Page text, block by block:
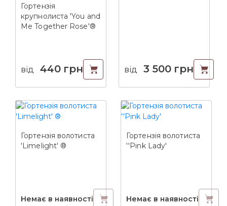
Гортензія
крупнолиста 'You and
Me Together Rose'®
від 440 грн від 3 500 грн
Гортензія волотиста
'Limelight' ®
Немає в наявності
Гортензія волотиста
''Pink Lady'
Немає в наявності